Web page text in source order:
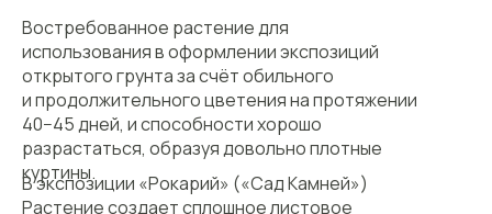
Востребованное растение для
использования в оформлении экспозиций
открытого грунта за счёт обильного
и продолжительного цветения на протяжении
40−45 дней, и способности хорошо
разрастаться, образуя довольно плотные
куртины.
В экспозиции «Рокарий» («Сад Камней»)
Растение создает сплошное листовое